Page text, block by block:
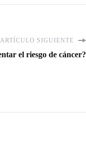
ARTÍCULO SIGUIENTE
el riesgo de cáncer?